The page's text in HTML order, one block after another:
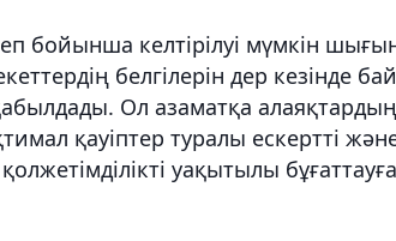
бойынша келтірілуі мүмкін
белгілерін дер кезінде
Ол азаматқа алаяқтардың
қауіптер туралы ескертті
уақытылы